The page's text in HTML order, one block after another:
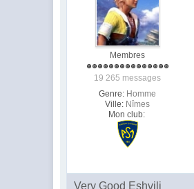
Membres
19 265 messages
Genre: Homme
Ville: Nîmes
Mon club:
Very Good Eshvili